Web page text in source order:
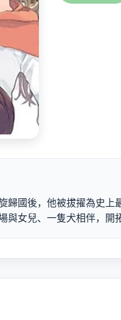
歸國後，他被拔擢為史
與女兒、一隻犬相伴，開